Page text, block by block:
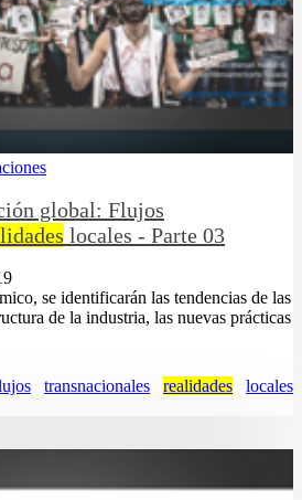
global: Flujos
locales - Parte 03
se identificarán las tendencias de las
de la industria, las nuevas prácticas
transnacionales realidades locales